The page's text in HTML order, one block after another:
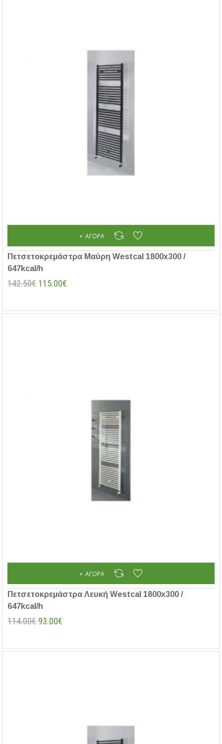
Πετσετοκρεμάστρα Μαύρη Westcal 1800x300 /
647kcal/h
142.50€ 115.00€
ΑΓΟΡΆ
Πετσετοκρεμάστρα Λευκή Westcal 1800x300 /
647kcal/h
114.00€ 93.00€
ΑΓΟΡΆ